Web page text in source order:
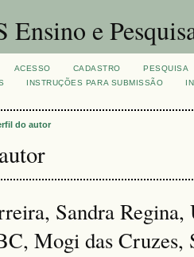
e
ACESSO CADASTRO
PESQUISA
INSTRUÇÕES PARA SUBMISSÃO
do autor
Sandra
Mogi das Cruzes,